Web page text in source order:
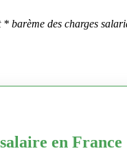
barème des charges
en France